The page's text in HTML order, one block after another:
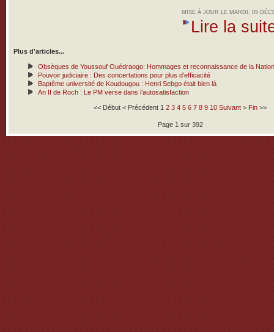
MISE À JOUR LE MARDI, 05
Lire la
Plus d'articles...
Obsèques de Youssouf Ouédraogo: Hommages et reconnaissance de la
Pouvoir judiciaire : Des concertations pour plus d’efficacité
Baptême université de Koudougou : Henri Sebgo était bien là
An II de Roch : Le PM verse dans l’autosatisfaction
<< Début < Précédent 1 2 3 4 5 6 7 8 9 10 Suivant > Fin >>
Page 1 sur 392